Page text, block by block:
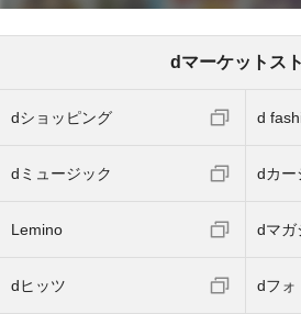
dマーケットス
dショッピング d
dミュージック dカー
Lemino dマガ
dヒッツ dフォ